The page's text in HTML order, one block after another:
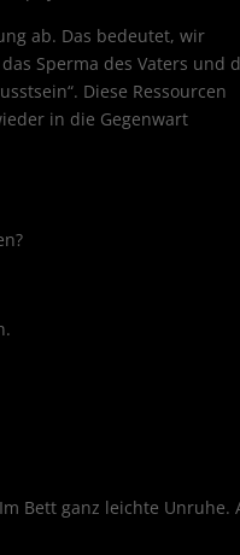
ab. Das bedeutet, wir
Sperma des Vaters und
Diese Ressourcen
in die Gegenwart
Bett ganz leichte Unruhe.